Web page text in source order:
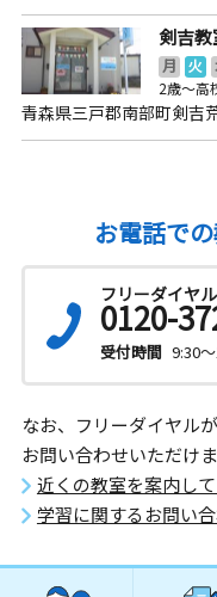
剣吉教
月 火
2歳～高
青森県三戸郡南部町剣吉
お電話で
フリーダイヤル
0120-
受付時間 9:30
なお、フリーダイヤル
お問い合わせいただけま
近くの教室を案内し
学習に関するお問い